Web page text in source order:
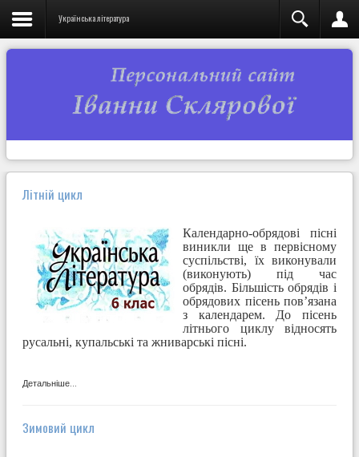
Українська література
Літній цикл
Календарно-обрядові пісні
виникли ще в первісному
суспільстві, їх виконували
(виконують) під час
обрядів. Більшість обрядів і
обрядових пісень пов’язана
з календарем. До пісень
літнього циклу відносять
русальні, купальські та жниварські пісні.
Детальніше...
Зимовий цикл